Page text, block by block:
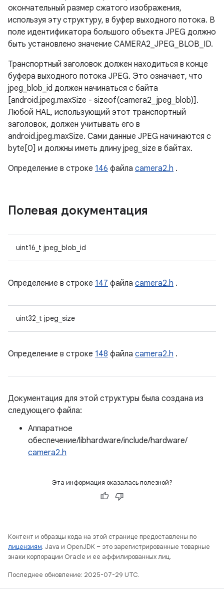
окончательный размер сжатого изображения,
используя эту структуру, в буфер выходного потока. В
поле идентификатора большого объекта JPEG должно
быть установлено значение CAMERA2_JPEG_BLOB_ID.
Транспортный заголовок должен находиться в конце
буфера выходного потока JPEG. Это означает, что
jpeg_blob_id должен начинаться с байта
[android.jpeg.maxSize - sizeof(camera2_jpeg_blob)].
Любой HAL, использующий этот транспортный
заголовок, должен учитывать его в
android.jpeg.maxSize. Сами данные JPEG начинаются с
byte[0] и должны иметь длину jpeg_size в байтах.
Определение в строке 146 файла camera2.h .
Полевая документация
uint16_t jpeg_blob_id
Определение в строке 147 файла camera2.h .
uint32_t jpeg_size
Определение в строке 148 файла camera2.h .
Документация для этой структуры была создана из
следующего файла:
Аппаратное
обеспечение/libhardware/include/hardware/
camera2.h
Эта информация оказалась полезной?
Контент и образцы кода на этой странице предоставлены по
лицензиям. Java и OpenJDK – это зарегистрированные товарные
знаки корпорации Oracle и ее аффилированных лиц.
Последнее обновление: 2025-07-29 UTC.